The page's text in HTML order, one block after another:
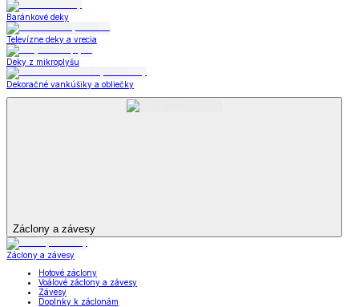
Baránkové deky
Televízne deky a vrecia
Deky z mikroplyšu
Dekoračné vankúšiky a obliečky
Záclony a závesy
Záclony a závesy
Hotové záclony
Voálové záclony a závesy
Závesy
Doplnky k záclonám